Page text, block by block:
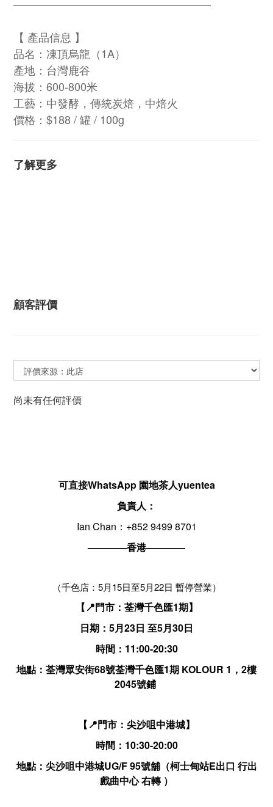
——————————————————
【 產品信息 】
品名：凍頂烏龍（1A）
產地：台灣鹿谷
海拔：600-800米
工藝：中發酵，傳統炭焙，中焙火
價格：$188 / 罐 / 100g
了解更多
顧客評價
尚未有任何評價
可直接WhatsApp 園地茶人yuentea
負責人：
Ian Chan：+852 9499 8701
————香港————
（千色店：5月15日至5月22日 暫停營業）
【📍門市：荃灣千色匯1期】
日期：5月23日 至5月30日
時間：11:00-20:30
地點：荃灣眾安街68號荃灣千色匯1期 KOLOUR 1，2樓
2045號鋪
【📍門市：尖沙咀中港城】
時間：10:30-20:00
地點：尖沙咀中港城UG/F 95號舖（柯士甸站E出口 行出
戲曲中心 右轉 ）